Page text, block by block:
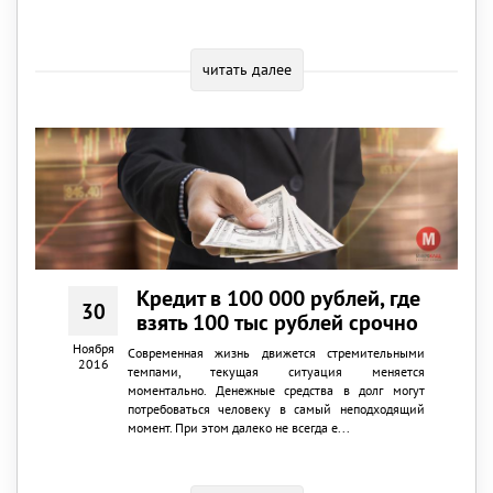
читать далее
30
Ноября
2016
Кредит в 100 000 рублей, где
взять 100 тыс рублей срочно
Современная жизнь движется стремительными
темпами, текущая ситуация меняется
моментально. Денежные средства в долг могут
потребоваться человеку в самый неподходящий
момент. При этом далеко не всегда е...